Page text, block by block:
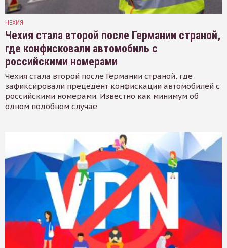
ЧЕХИЯ
Чехия стала второй после Германии страной,
где конфисковали автомобиль с
российскими номерами
Чехия стала второй после Германии страной, где
зафиксировали прецедент конфискации автомобилей с
российскими номерами. Известно как минимум об
одном подобном случае